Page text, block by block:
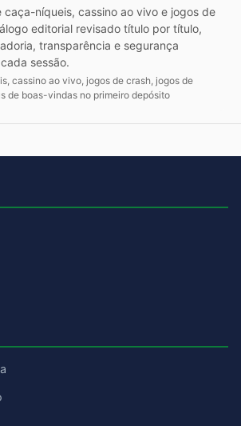
caça-níqueis, cassino ao vivo e jogos de
editorial revisado título por título,
transparência e segurança
sessão.
cassino ao vivo, jogos de crash, jogos de
de boas-vindas no primeiro depósito